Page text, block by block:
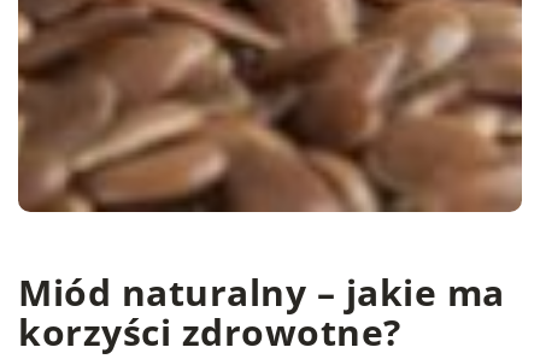
Miód naturalny – jakie ma
korzyści zdrowotne?